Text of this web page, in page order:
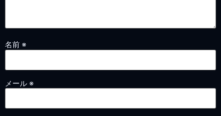
名前 ※
メール ※